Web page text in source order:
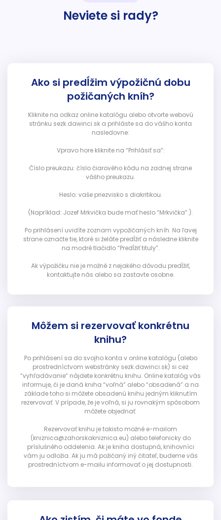
Neviete si rady?
Ako si predĺžim výpožičnú dobu
požičaných kníh?
Kliknite na odkaz online katalógu alebo otvorte webovú
stránku sezk.dawinci.sk a prihláste sa do vášho konta
nasledovne:
Vpravo hore kliknite na “Prihlásiť sa”:
Číslo preukazu: číslo čiarového kódu na zadnej strane
vášho preukazu.
Heslo: vaše priezvisko s diakritikou.
(Napríklad: Jozef Mrkvička bude mať heslo “Mrkvička”.).
Po prihlásení uvidíte zoznam vypožičaných kníh. Na ľavej
strane označte tie, ktoré si želáte predĺžiť a následne kliknite
na modré tlačidlo “Predĺžiť tituly”.
Ak výpožičku nie je možné z nejakého dôvodu predĺžiť,
kontaktujte nás alebo sa zastavte osobne.
Môžem si rezervovať konkrétnu
knihu?
Po prihlásení sa do svojho konta v online katalógu (alebo
prostredníctvom webstránky sezk.dawinci.sk) si cez
“vyhľadávanie” nájdete konkrétnu knihu. Online katalóg vás
informuje, či je daná kniha “voľná” alebo “obsadená” a na
základe toho si môžete obsadenú knihu jedným kliknutím
rezervovať. V prípade, že je voľná, si ju rovnakým spôsobom
môžete objednať.
Rezervovať knihu je takisto možné e-mailom
(kniznica@zahorskakniznica.eu) alebo telefonicky do
príslušného oddelenia. Ak je kniha dostupná, knihovníci
vám ju odložia. Ak ju má požičaný iný čitateľ, budeme vás
prostredníctvom e-mailu informovať o jej dostupnosti.